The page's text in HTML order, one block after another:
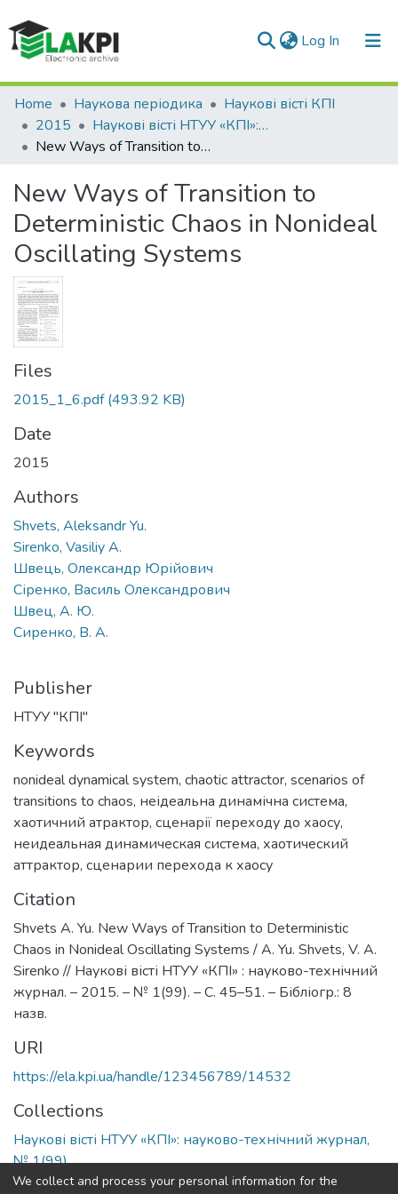
Log In (current)
Communities & Collections
All of DSpace
Home Наукова періодика
Наукові вісті КПІ
2015
Наукові вісті НТУУ «КПІ»: науково-технічний журнал, № 1(99)
New Ways of Transition to Deterministic Chaos in Nonideal Oscillating Systems
New Ways of Transition to
Deterministic Chaos in Nonideal
Oscillating Systems
Files
2015_1_6.pdf(493.92 KB)
Date
2015
Authors
Shvets, Aleksandr Yu.
Sirenko, Vasiliy A.
Швець, Олександр Юрійович
Сіренко, Василь Олександрович
Швец, А. Ю.
Сиренко, В. А.
Publisher
НТУУ "КПІ"
Keywords
nonideal dynamical system, chaotic attractor, scenarios of
transitions to chaos, неідеальна динамічна система,
хаотичний атрактор, сценарії переходу до хаосу,
неидеальная динамическая система, хаотический
аттрактор, сценарии перехода к хаосу
Citation
Shvets A. Yu. New Ways of Transition to Deterministic
Chaos in Nonideal Oscillating Systems / A. Yu. Shvets, V. A.
Sirenko // Наукові вісті НТУУ «КПІ» : науково-технічний
журнал. – 2015. – № 1(99). – С. 45–51. – Бібліогр.: 8
назв.
URI
https://ela.kpi.ua/handle/123456789/14532
Collections
Наукові вісті НТУУ «КПІ»: науково-технічний журнал,
№ 1(99)
We collect and process your personal information for the